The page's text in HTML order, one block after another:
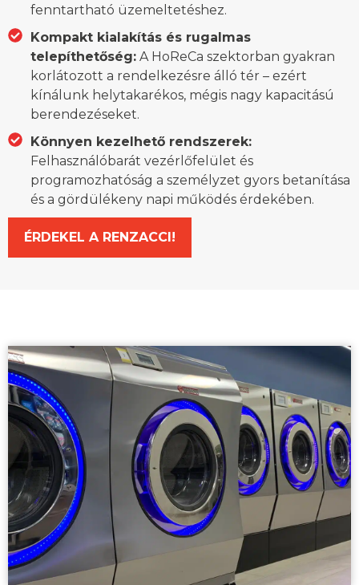
fenntartható üzemeltetéshez.
Kompakt kialakítás és rugalmas
telepíthetőség:A HoReCa szektorban gyakran
korlátozott a rendelkezésre álló tér – ezért
kínálunk helytakarékos, mégis nagy kapacitású
berendezéseket.
Könnyen kezelhető rendszerek:
Felhasználóbarát vezérlőfelület és
programozhatóság a személyzet gyors betanítása
és a gördülékeny napi működés érdekében.
ÉRDEKEL A RENZACCI!